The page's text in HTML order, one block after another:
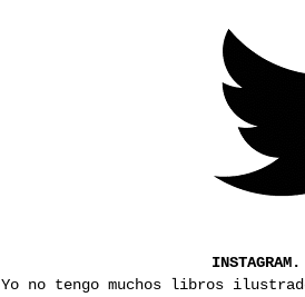
INSTAGRAM.
Yo no tengo muchos libros